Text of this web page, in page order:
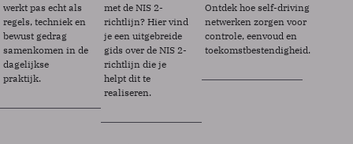
werkt pas echt als
regels, techniek en
bewust gedrag
samenkomen in de
dagelijkse
praktijk.
met de NIS 2-
richtlijn? Hier vind
je een uitgebreide
gids over de NIS 2-
richtlijn die je
helpt dit te
realiseren.
Ontdek hoe self-driving
netwerken zorgen voor
controle, eenvoud en
toekomstbestendigheid.